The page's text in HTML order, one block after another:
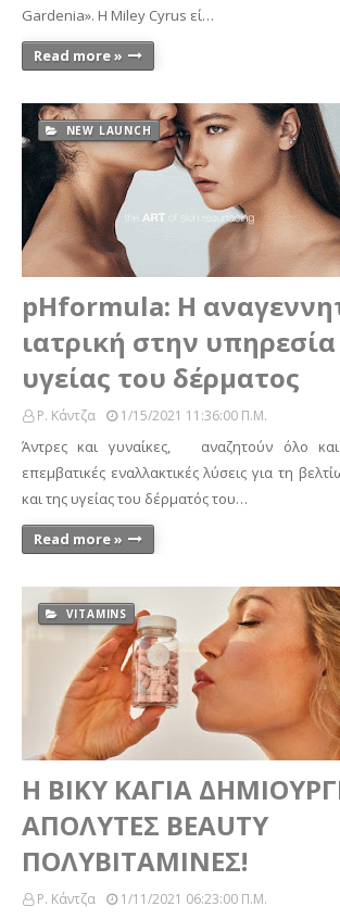
Gardenia». Η Miley Cyrus εί…
Read more »
NEW LAUNCH
pHformula: Η
ιατρική στην
υγείας του δέρματος
Ρ. Κάντζα 1/15/2021 11:36:00 Π.μ.
Άντρες και γυναίκες, αναζητούν όλο
επεμβατικές εναλλακτικές λύσεις για τη
και της υγείας του δέρματός του…
Read more »
VITAMINS
Η ΒΙΚΥ ΚΑΓΙΑ
ΑΠΟΛΥΤΕΣ BEAUTY
ΠΟΛΥΒΙΤΑΜΙΝΕΣ!
Ρ. Κάντζα 1/11/2021 06:23:00 Π.μ.